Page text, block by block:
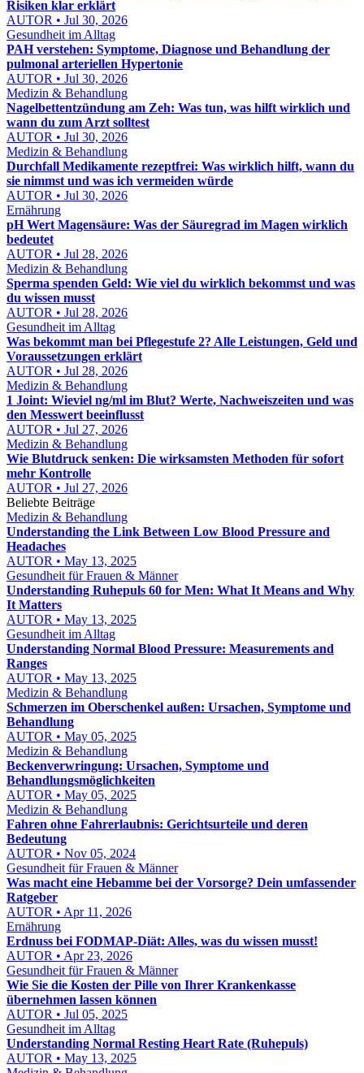
Risiken klar erklärt
AUTOR • Jul 30, 2026
Gesundheit im Alltag
PAH verstehen: Symptome, Diagnose und Behandlung der
pulmonal arteriellen Hypertonie
AUTOR • Jul 30, 2026
Medizin & Behandlung
Nagelbettentzündung am Zeh: Was tun, was hilft wirklich und
wann du zum Arzt solltest
AUTOR • Jul 30, 2026
Medizin & Behandlung
Durchfall Medikamente rezeptfrei: Was wirklich hilft, wann du
sie nimmst und was ich vermeiden würde
AUTOR • Jul 30, 2026
Ernährung
pH Wert Magensäure: Was der Säuregrad im Magen wirklich
bedeutet
AUTOR • Jul 28, 2026
Medizin & Behandlung
Sperma spenden Geld: Wie viel du wirklich bekommst und was
du wissen musst
AUTOR • Jul 28, 2026
Gesundheit im Alltag
Was bekommt man bei Pflegestufe 2? Alle Leistungen, Geld und
Voraussetzungen erklärt
AUTOR • Jul 28, 2026
Medizin & Behandlung
1 Joint: Wieviel ng/ml im Blut? Werte, Nachweiszeiten und was
den Messwert beeinflusst
AUTOR • Jul 27, 2026
Medizin & Behandlung
Wie Blutdruck senken: Die wirksamsten Methoden für sofort
mehr Kontrolle
AUTOR • Jul 27, 2026
Beliebte Beiträge
Medizin & Behandlung
Understanding the Link Between Low Blood Pressure and
Headaches
AUTOR • May 13, 2025
Gesundheit für Frauen & Männer
Understanding Ruhepuls 60 for Men: What It Means and Why
It Matters
AUTOR • May 13, 2025
Gesundheit im Alltag
Understanding Normal Blood Pressure: Measurements and
Ranges
AUTOR • May 13, 2025
Medizin & Behandlung
Schmerzen im Oberschenkel außen: Ursachen, Symptome und
Behandlung
AUTOR • May 05, 2025
Medizin & Behandlung
Beckenverwringung: Ursachen, Symptome und
Behandlungsmöglichkeiten
AUTOR • May 05, 2025
Medizin & Behandlung
Fahren ohne Fahrerlaubnis: Gerichtsurteile und deren
Bedeutung
AUTOR • Nov 05, 2024
Gesundheit für Frauen & Männer
Was macht eine Hebamme bei der Vorsorge? Dein umfassender
Ratgeber
AUTOR • Apr 11, 2026
Ernährung
Erdnuss bei FODMAP-Diät: Alles, was du wissen musst!
AUTOR • Apr 23, 2026
Gesundheit für Frauen & Männer
Wie Sie die Kosten der Pille von Ihrer Krankenkasse
übernehmen lassen können
AUTOR • Jul 05, 2025
Gesundheit im Alltag
Understanding Normal Resting Heart Rate (Ruhepuls)
AUTOR • May 13, 2025